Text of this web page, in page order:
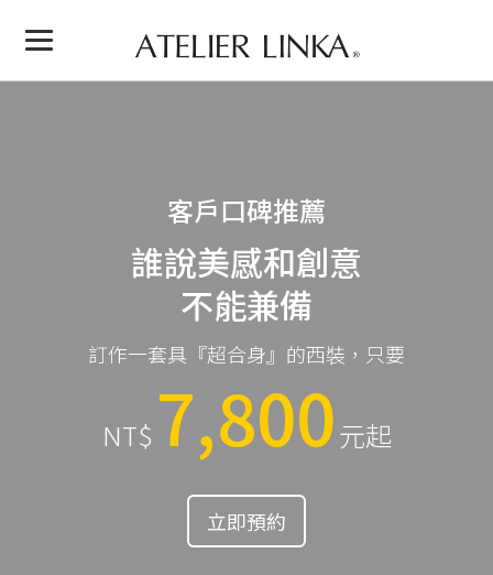
客戶口碑推薦
誰說美感和創意
不能兼備
訂作一套具『超合身』的西裝，只要
NT$ 7,800元起
立即預約